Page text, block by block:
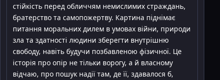
стійкість перед обличчям немислимих страждань,
братерство та самопожертву. Картина піднімає
питання моральних дилем в умовах війни, природи
зла та здатності людини зберегти внутрішню
свободу, навіть будучи позбавленою фізичної. Це
історія про опір не тільки ворогу, а й власному
відчаю, про пошук надії там, де її, здавалося б,